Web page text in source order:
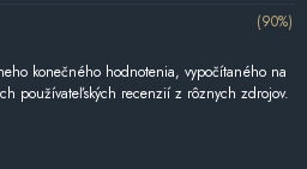
(90%)
konečného hodnotenia, vypočítaného na
používateľských recenzií z rôznych zdrojov.